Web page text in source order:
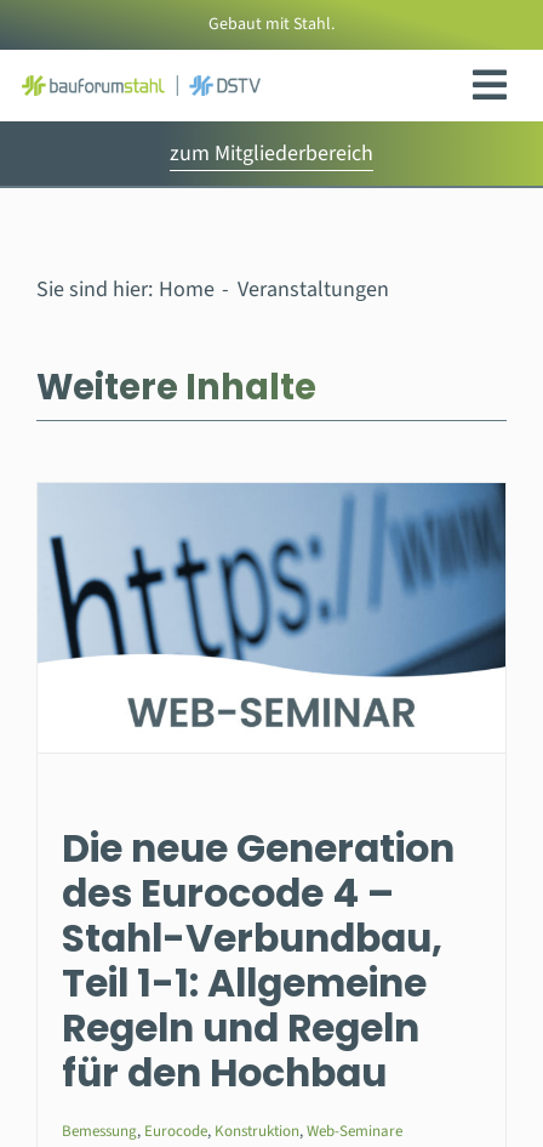
Inhalt
springen
Gebaut mit Stahl.
zum Mitgliederbereich
Sie sind hier: Home Veranstaltungen
Weitere Inhalte
Die neue Generation
des Eurocode 4 –
Stahl-Verbundbau,
Teil 1-1: Allgemeine
Regeln und Regeln
für den Hochbau
Bemessung, Eurocode, Konstruktion,Web-Seminare